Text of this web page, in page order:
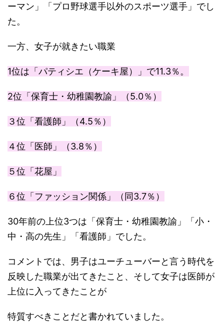
ーマン」「プロ野球選手以外のスポーツ選手」でし
た。
一方、女子が就きたい職業
1位は「パティシエ（ケーキ屋）」で11.3％。
2位「保育士・幼稚園教諭」（5.0％）
３位「看護師」（4.5％）
４位「医師」（3.8％）
５位「花屋」
６位「ファッション関係」（同3.7％）
30年前の上位3つは「保育士・幼稚園教諭」「小・
中・高の先生」「看護師」でした。
コメントでは、男子はユーチューバーと言う時代を
反映した職業が出てきたこと、そして女子は医師が
上位に入ってきたことが
特質すべきことだと書かれていました。